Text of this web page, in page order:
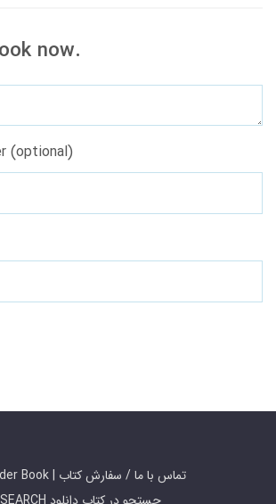
now.
(optional)
Contact Us / Order Book | تماس با ما / سفارش کتاب
SEARCH جستجو در کتاب دانلود